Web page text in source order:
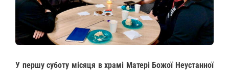
У першу суботу місяця в храмі Матері Божої Неустанної